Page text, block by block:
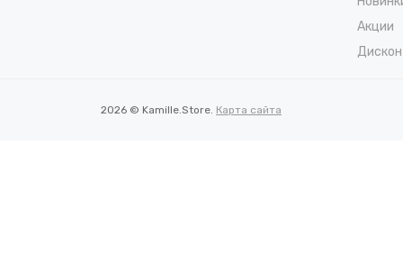
Акции
2026 © Kamille.Store. Карта сайта